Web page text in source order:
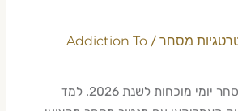
מסחר/
Addiction To
גלה 8 אסטרטגיות מסחר יומי מוכחות לשנת 2026. למד